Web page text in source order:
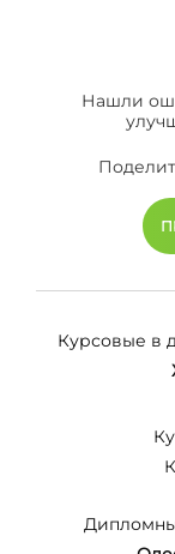
Нашли
Курсовые в